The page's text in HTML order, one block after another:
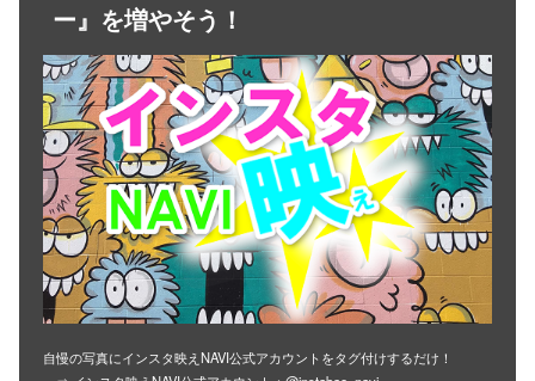
ー』を増やそう！
自慢の写真にインスタ映えNAVI公式アカウントをタグ付けするだけ！